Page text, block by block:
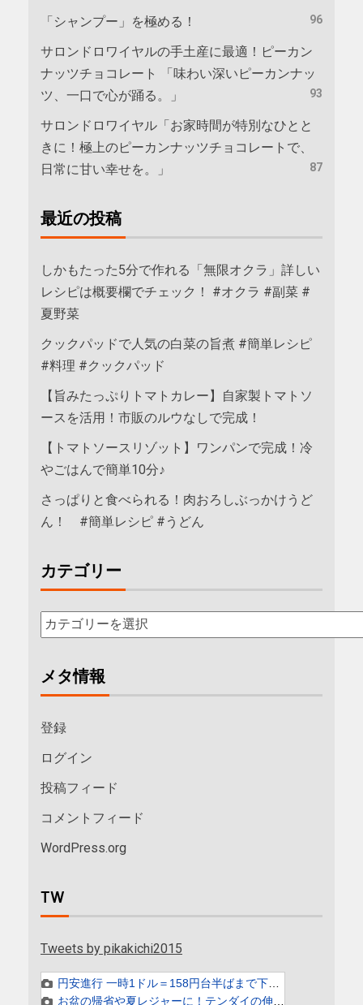
「シャンプー」を極める！ 96
サロンドロワイヤルの手土産に最適！ピーカン
ナッツチョコレート 「味わい深いピーカンナッ
ツ、一口で心が踊る。」
93
サロンドロワイヤル「お家時間が特別なひとと
きに！極上のピーカンナッツチョコレートで、
日常に甘い幸せを。」
87
最近の投稿
しかもたった5分で作れる「無限オクラ」詳しい
レシピは概要欄でチェック！ #オクラ #副菜 #
夏野菜
クックパッドで人気の白菜の旨煮 #簡単レシピ
#料理 #クックパッド
【旨みたっぷりトマトカレー】自家製トマトソ
ースを活用！市販のルウなしで完成！
【トマトソースリゾット】ワンパンで完成！冷
やごはんで簡単10分♪
さっぱりと食べられる！肉おろしぶっかけうど
ん！ #簡単レシピ #うどん
カテゴリー
メタ情報
登録
ログイン
投稿フィード
コメントフィード
WordPress.org
TW
Tweets by pikakichi2015